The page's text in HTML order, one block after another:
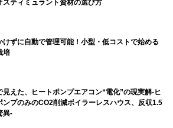
スティミュラント資材の選び方
けずに自動で管理可能！小型・低コストで始める
培
見えた、ヒートポンプエアコン“電化”の現実解-ヒ
ンプのみのCO2削減ボイラーレスハウス、反収1.5
異-